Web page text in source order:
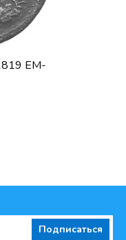
ЕМ-
Подписаться